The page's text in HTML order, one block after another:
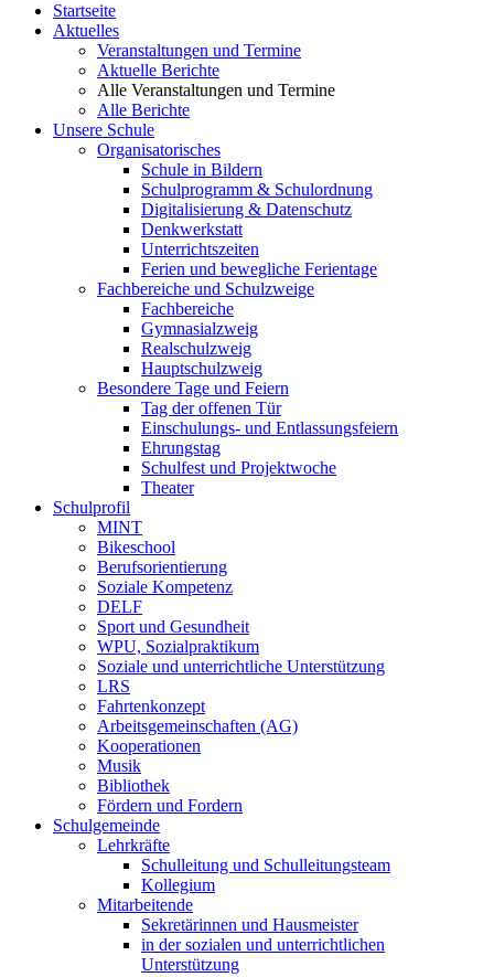
Startseite
Aktuelles
Veranstaltungen und Termine
Aktuelle Berichte
Alle Veranstaltungen und Termine
Alle Berichte
Unsere Schule
Organisatorisches
Schule in Bildern
Schulprogramm & Schulordnung
Digitalisierung & Datenschutz
Denkwerkstatt
Unterrichtszeiten
Ferien und bewegliche Ferientage
Fachbereiche und Schulzweige
Fachbereiche
Gymnasialzweig
Realschulzweig
Hauptschulzweig
Besondere Tage und Feiern
Tag der offenen Tür
Einschulungs- und Entlassungsfeiern
Ehrungstag
Schulfest und Projektwoche
Theater
Schulprofil
MINT
Bikeschool
Berufsorientierung
Soziale Kompetenz
DELF
Sport und Gesundheit
WPU, Sozialpraktikum
Soziale und unterrichtliche Unterstützung
LRS
Fahrtenkonzept
Arbeitsgemeinschaften (AG)
Kooperationen
Musik
Bibliothek
Fördern und Fordern
Schulgemeinde
Lehrkräfte
Schulleitung und Schulleitungsteam
Kollegium
Mitarbeitende
Sekretärinnen und Hausmeister
in der sozialen und unterrichtlichen
Unterstützung